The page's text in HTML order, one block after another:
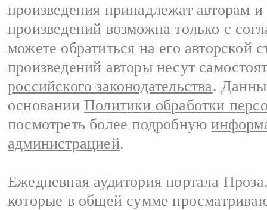
произведения принадлежат авторам
произведений возможна только с
можете обратиться на его авторской
произведений авторы несут
российского законодательства.
основании Политики обработки
посмотреть более подробную
администрацией.
Ежедневная аудитория портала
которые в общей сумме